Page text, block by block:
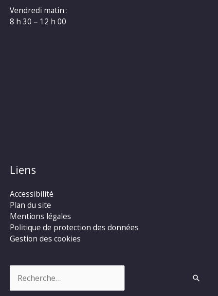
Vendredi matin :
8 h 30 – 12 h 00
Liens
Accessibilité
Plan du site
Mentions légales
Politique de protection des données
Gestion des cookies